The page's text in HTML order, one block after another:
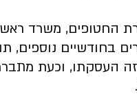
החטופים, משרד
בחודשיים נוספים,
הסתיים חוזה העסקתו,